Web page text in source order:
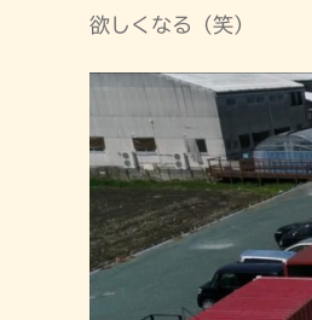
欲しくなる（笑）